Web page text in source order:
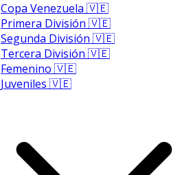
Copa Venezuela 🇻🇪
Primera División 🇻🇪
Segunda División 🇻🇪
Tercera División 🇻🇪
Femenino 🇻🇪
Juveniles 🇻🇪